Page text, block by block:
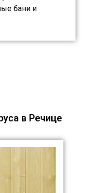
бани и
в Речице